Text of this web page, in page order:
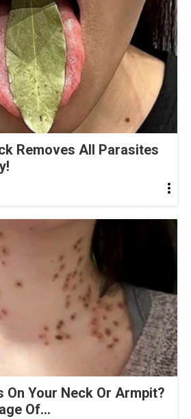
Removes All Parasites
On Your Neck Or Armpit?
Of...